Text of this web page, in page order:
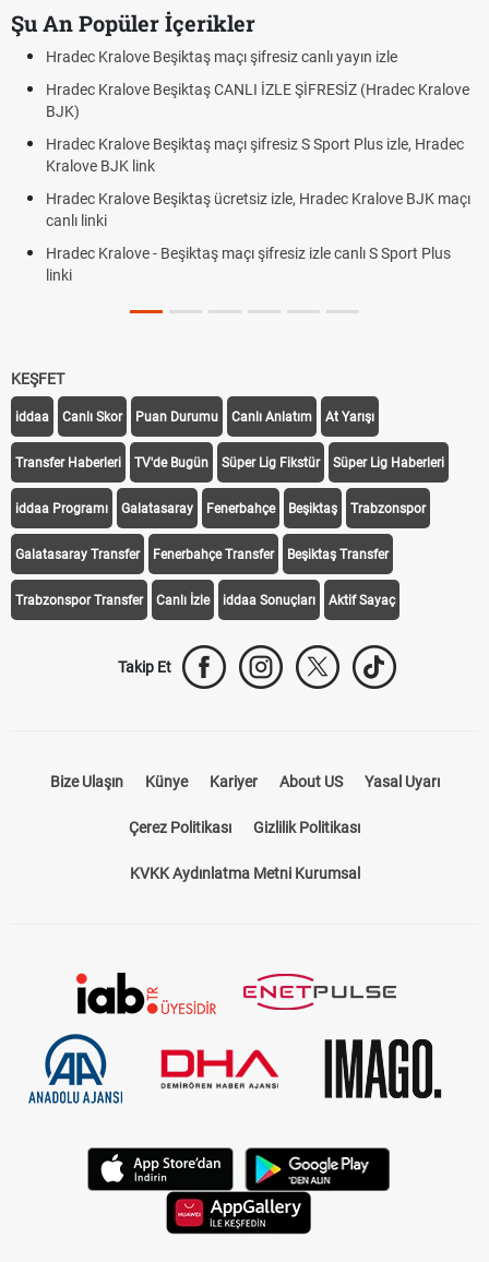
Şu An Popüler İçerikler
Hradec Kralove Beşiktaş maçı şifresiz canlı yayın izle
Hradec Kralove Beşiktaş CANLI İZLE ŞİFRESİZ (Hradec Kralove
BJK)
Hradec Kralove Beşiktaş maçı şifresiz S Sport Plus izle, Hradec
Kralove BJK link
Hradec Kralove Beşiktaş ücretsiz izle, Hradec Kralove BJK maçı
canlı linki
Hradec Kralove - Beşiktaş maçı şifresiz izle canlı S Sport Plus
linki
KEŞFET
iddaa Canlı Skor Puan Durumu Canlı Anlatım At Yarışı
Transfer Haberleri TV'de Bugün Süper Lig Fikstür Süper Lig Haberleri
iddaa Programı Galatasaray Fenerbahçe Beşiktaş Trabzonspor
Galatasaray Transfer Fenerbahçe Transfer Beşiktaş Transfer
Trabzonspor Transfer Canlı İzle iddaa Sonuçları Aktif Sayaç
Takip Et
Bize Ulaşın Künye Kariyer About US Yasal Uyarı
Çerez Politikası Gizlilik Politikası
KVKK Aydınlatma Metni Kurumsal